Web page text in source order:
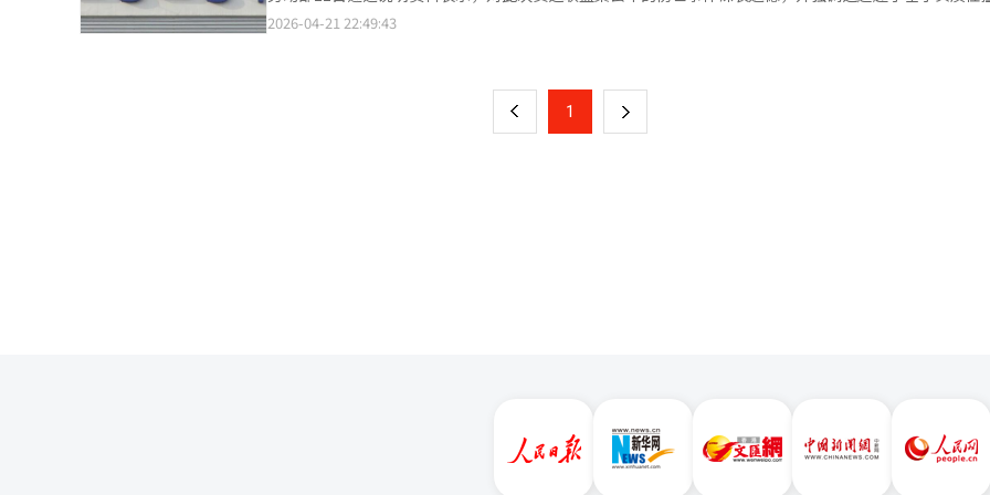
的集会中，货运联盟成员试图阻止物流车辆出入，导致一人死亡，两人受伤。BGF零售表示对死者表示深切
积极努力解决事态。公司认为，由于司机与外部运输公司签订个别合同，没有直接谈判的必要。而货运联盟
至60万韩元。 CU加盟店主联合会会长金美妍表示，“由于缺货和延迟配送，店铺销售额已减少约30%”，
疑“黄信封法”是否允许小商户受损。金会长在国会前继续进行单人抗议，要求撤回罢工。 业内人士密切
正劳动组合法第2条所涉及的原、下包商谈判问题。 劳动部指出，未能为小商户、个体经营者等弱势群体提供团结对
10时32分，庆南晋州的CU物流中心前，货运联盟集会现场发生2.5吨物流车与全国民主劳动组合总联盟（民
会）公共运输工会便利店分会CU分会成员的冲突，导致1人死亡，2人重伤。 货运联盟要求BGF零售作为实际决定劳
动条件的雇主参与集体谈判，而BGF方面则认为由于便利店物流是通过BGF物流、物流中心、运输公司和
2026-04-21 22:49:43
上 1 下